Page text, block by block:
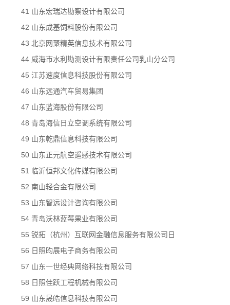
41 山东宏瑞达勘察设计有限公司
42 山东成基饲料股份有限公司
43 北京网聚精英信息技术有限公司
44 威海市水利勘测设计有限责任公司乳山分公司
45 江苏速度信息科技股份有限公司
46 山东远通汽车贸易集团
47 山东蓝海股份有限公司
48 青岛海信日立空调系统有限公司
49 山东乾鼎信息科技有限公司
50 山东正元航空遥感技术有限公司
51 临沂恒邦文化传媒有限公司
52 南山轻合金有限公司
53 山东智远设计咨询有限公司
54 青岛沃林蓝莓果业有限公司
55 锐拓（杭州）互联网金融信息服务有限公司日
56 日照昀展电子商务有限公司
57 山东一世经典网络科技有限公司
58 日照佳跃工程机械有限公司
59 山东晟皓信息科技有限公司